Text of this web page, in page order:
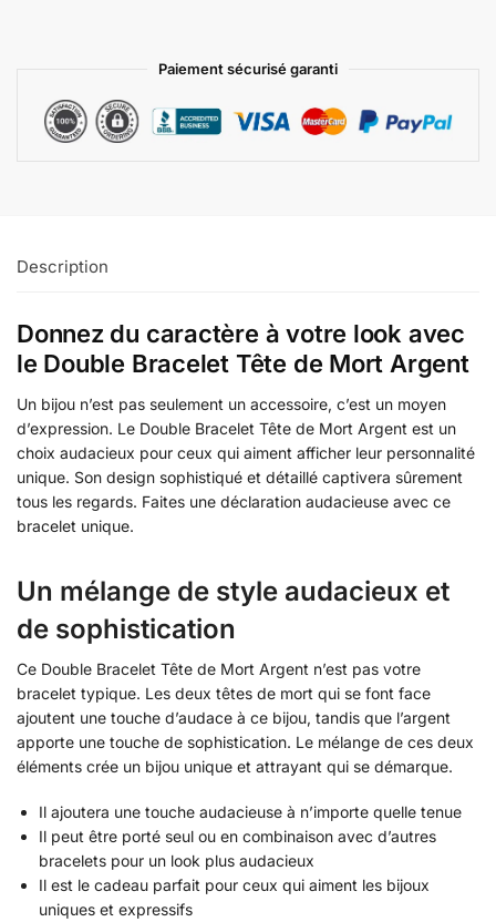
Paiement sécurisé garanti
Description
Donnez du caractère à votre look avec
le Double Bracelet Tête de Mort Argent
Un bijou n’est pas seulement un accessoire, c’est un moyen
d’expression. Le Double Bracelet Tête de Mort Argent est un
choix audacieux pour ceux qui aiment afficher leur personnalité
unique. Son design sophistiqué et détaillé captivera sûrement
tous les regards. Faites une déclaration audacieuse avec ce
bracelet unique.
Un mélange de style audacieux et
de sophistication
Ce Double Bracelet Tête de Mort Argent n’est pas votre
bracelet typique. Les deux têtes de mort qui se font face
ajoutent une touche d’audace à ce bijou, tandis que l’argent
apporte une touche de sophistication. Le mélange de ces deux
éléments crée un bijou unique et attrayant qui se démarque.
Il ajoutera une touche audacieuse à n’importe quelle tenue
Il peut être porté seul ou en combinaison avec d’autres
bracelets pour un look plus audacieux
Il est le cadeau parfait pour ceux qui aiment les bijoux
uniques et expressifs